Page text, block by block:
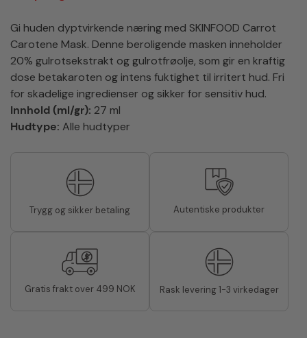
Gi huden dyptvirkende næring med SKINFOOD Carrot
Carotene Mask. Denne beroligende masken inneholder
20% gulrotsekstrakt og gulrotfrøolje, som gir en kraftig
dose betakaroten og intens fuktighet til irritert hud. Fri
for skadelige ingredienser og sikker for sensitiv hud.
Innhold (ml/gr): 27 ml
Hudtype: Alle hudtyper
Trygg og sikker betaling Autentiske produkter
Gratis frakt over 499 NOK Rask levering 1-3 virkedager